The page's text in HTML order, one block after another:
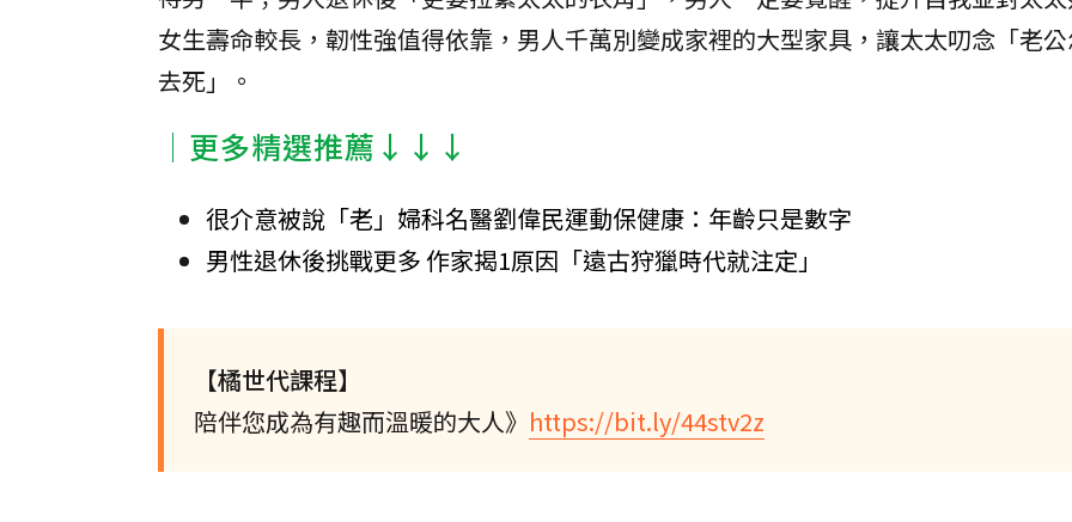
女生壽命較長，韌性強值得依靠，男人千萬別變成家裡的大型家具，讓太太叨念「老
去死」。
│更多精選推薦↓↓↓
很介意被說「老」婦科名醫劉偉民運動保健康：年齡只是數字
男性退休後挑戰更多 作家揭1原因「遠古狩獵時代就注定」
【橘世代課程】
陪伴您成為有趣而溫暖的大人》 https://bit.ly/44stv2z